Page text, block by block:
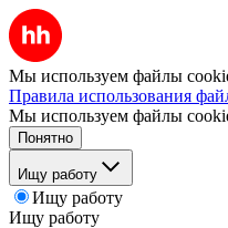
Мы используем файлы
Правила использования
Мы используем файлы
Понятно
Ищу работу
Ищу работу
Ищу работу